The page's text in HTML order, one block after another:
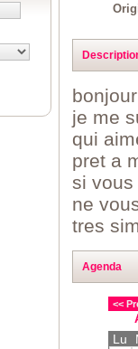
je me
qui
pret a
si vous
ne
tres
Agenda
<<
Lu